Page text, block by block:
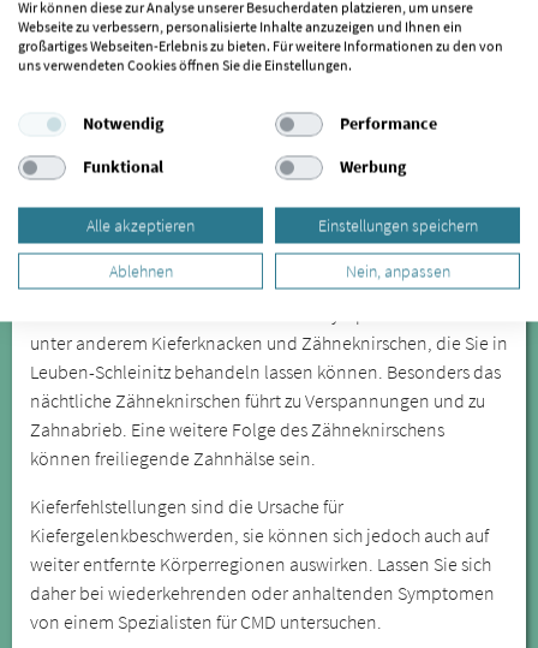
Lommatzsch|Mochau|Zschaitz-Ottewig|Diera-Zehren|
Ostrau|Stauchitz|Nossen|Triebischtal|Roßwein|Döbeln|
Hirschstein|Niederstriegis|Meißen|Nünchritz
Reinsberg|Glaubitz Klipphausen|Mügeln|Weinböhla
Coswig|Oschatz| Wilsdruff Strehla|
Die Craniomandibuläre Dysfunktion wird oft erst spät
erkannt, lässt sich aber durch spezialisierte Behandler in
Leuben-Schleinitz anhand verschiedener Symptome
unter anderem Kieferknacken und Zähneknirschen, die Sie in
Leuben-Schleinitz behandeln lassen können. Besonders das
nächtliche Zähneknirschen führt zu Verspannungen und zu
Zahnabrieb. Eine weitere Folge des Zähneknirschens
können freiliegende Zahnhälse sein.
Kieferfehlstellungen sind die Ursache für
Kiefergelenkbeschwerden, sie können sich jedoch auch auf
weiter entfernte Körperregionen auswirken. Lassen Sie sich
daher bei wiederkehrenden oder anhaltenden Symptomen
von einem Spezialisten für CMD untersuchen.
Wir können diese zur Analyse unserer Besucherdaten platzieren, um unsere
Webseite zu verbessern, personalisierte Inhalte anzuzeigen und Ihnen ein
großartiges Webseiten-Erlebnis zu bieten. Für weitere Informationen zu den von
uns verwendeten Cookies öffnen Sie die Einstellungen.
Notwendig
Performance
Funktional
Werbung
Alle akzeptieren Einstellungen speichern
Ablehnen Nein, anpassen